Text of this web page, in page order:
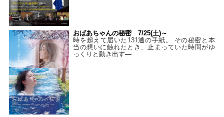
おばあちゃんの秘密 7/25(土)～
時を超えて届いた131通の手紙。 その秘密と本
当の想いに触れたとき、止まっていた時間がゆ
っくりと動き出す―